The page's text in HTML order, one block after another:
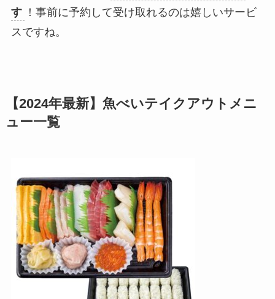
す ！事前に予約して受け取れるのは嬉しいサービ
スですね。
【2024年最新】魚べいテイクアウトメニ
ュー一覧